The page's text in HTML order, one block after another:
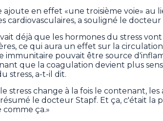
ajoute en effet «une troisième voie» au
cardiovasculaires, a souligné le docteur
déjà que les hormones du stress
ce qui aura un effet sur la
immunitaire pouvait être source
que la coagulation devient plus
stress, a-t-il dit.
stress change à la fois le contenant,
résumé le docteur Stapf. Et ça, c'était la
ça.»